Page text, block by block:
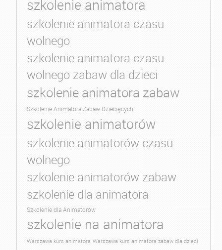
szkolenie animatora
szkolenie animatora czasu
wolnego
szkolenie animatora czasu
wolnego zabaw dla dzieci
szkolenie animatora zabaw
Szkolenie Animatora Zabaw Dziecięcych
szkolenie animatorów
szkolenie animatorów czasu
wolnego
szkolenie animatorów zabaw
szkolenie dla animatora
Szkolenie dla Animatorów
szkolenie na animatora
Warszawa kurs animatora Warszawa kurs animatora zabaw dla dzieci